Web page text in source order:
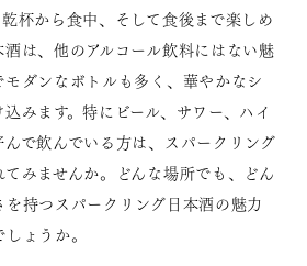
杯から食中、そして食後まで楽しめ
は、他のアルコール飲料にはない魅
ダンなボトルも多く、華やかなシ
みます。特にビール、サワー、ハイ
で飲んでいる方は、スパークリング
みませんか。どんな場所でも、どん
持つスパークリング日本酒の魅力
ょうか。